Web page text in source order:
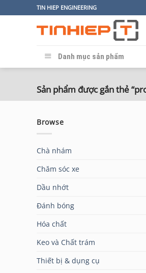
qua
TIN HIEP ENGINEERING
Danh mục sản phẩm
Sản phẩm được gắn thẻ
Browse
Chà nhám
Chăm sóc xe
Dầu nhớt
Đánh bóng
Hóa chất
Keo và Chất trám
Thiết bị & dụng cụ